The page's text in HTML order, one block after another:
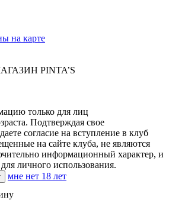
на карте
PINTA’S
только для лиц
Подтверждая свое
согласие на вступление в клуб
на сайте клуба, не являются
информационный характер, и
личного использования.
мне нет 18 лет